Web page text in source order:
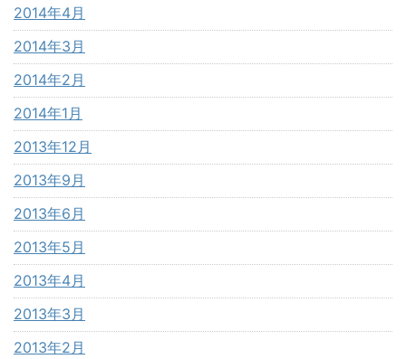
2014年4月
2014年3月
2014年2月
2014年1月
2013年12月
2013年9月
2013年6月
2013年5月
2013年4月
2013年3月
2013年2月